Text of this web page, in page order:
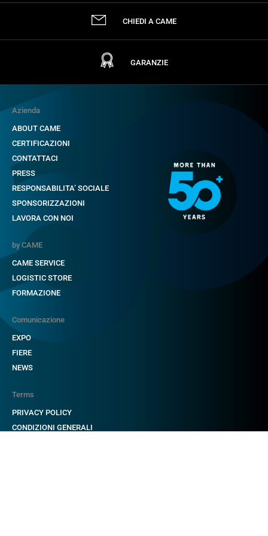
CHIEDI A CAME
GARANZIE
Azienda
ABOUT CAME
CERTIFICAZIONI
CONTATTACI
PRESS
RESPONSABILITA’ SOCIALE
SPONSORIZZAZIONI
LAVORA CON NOI
by CAME
CAME SERVICE
LOGISTIC STORE
FORMAZIONE
Comunicazione
EXPO
FIERE
NEWS
Terms
PRIVACY POLICY
CONDIZIONI GENERALI